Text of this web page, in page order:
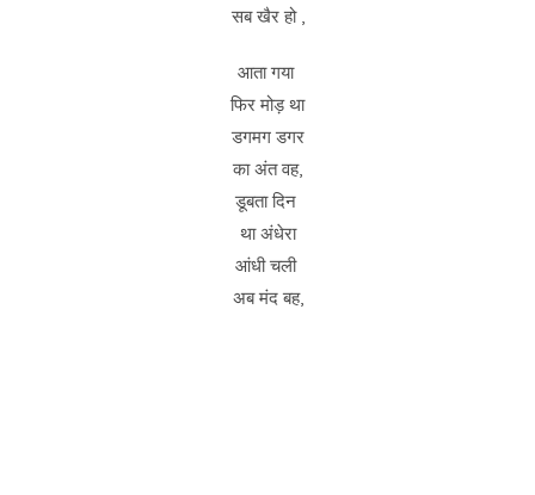
सब खैर हो ,
आता गया
फिर मोड़ था
डगमग डगर
का अंत वह,
डूबता दिन
था अंधेरा
आंधी चली
अब मंद बह,